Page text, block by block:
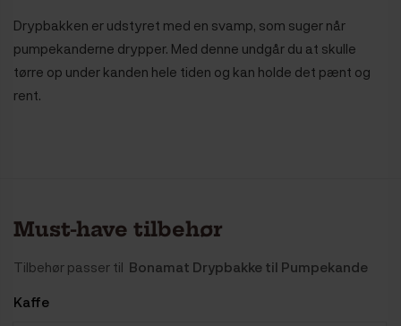
Drypbakken er udstyret med en svamp, som suger når
pumpekanderne drypper. Med denne undgår du at skulle
tørre op under kanden hele tiden og kan holde det pænt og
rent.
Must-have tilbehør
Tilbehør passer til Bonamat Drypbakke til Pumpekande
Kaffe